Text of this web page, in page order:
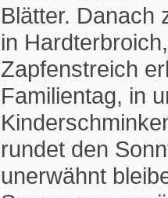
Blätter. Danach
in
Zapfenstreich
Familientag, in
rundet den
unerwähnt